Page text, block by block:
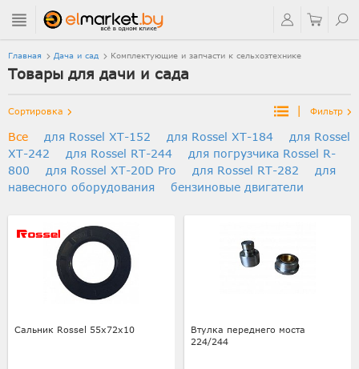
Главная Дача и сад Комплектующие и запчасти к сельхозтехнике
Товары для дачи и сада
Сортировка | Фильтр
Все для Rossel XT-152 для Rossel XT-184
для Rossel
XT-242
для Rossel RT-244
для погрузчика Rossel R-
800
для Rossel XT-20D Pro для Rossel RT-282
для
навесного оборудования
бензиновые двигатели
Сальник Rossel 55х72х10
Втулка переднего моста
224/244